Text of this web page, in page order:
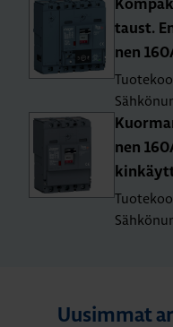
taust.
nen
nen
Uusimmat